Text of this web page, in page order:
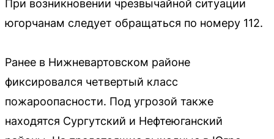
При возникновении чрезвычайной ситуации
югорчанам следует обращаться по номеру 112.
Ранее в Нижневартовском районе
фиксировался четвертый класс
пожароопасности. Под угрозой также
находятся Сургутский и Нефтеюганский